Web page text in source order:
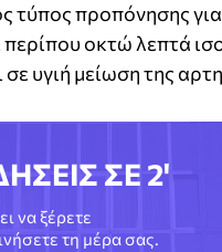
τύπος προπόνησης
οκτώ λεπτά
υγιή μείωση της
ΣΕ 2'
να ξέρετε
τη μέρα σας.